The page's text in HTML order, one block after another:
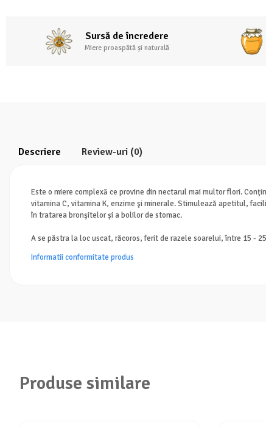
Sursă de încredere
Miere proaspătă și naturală
Descriere Review-uri (0)
Este o miere complexă ce provine din nectarul mai multor flori.
vitamina C, vitamina K, enzime şi minerale. Stimulează apetitul,
în tratarea bronşitelor şi a bolilor de stomac.
A se păstra la loc uscat, răcoros, ferit de razele soarelui, între 15 -
Informatii conformitate produs
Produse similare